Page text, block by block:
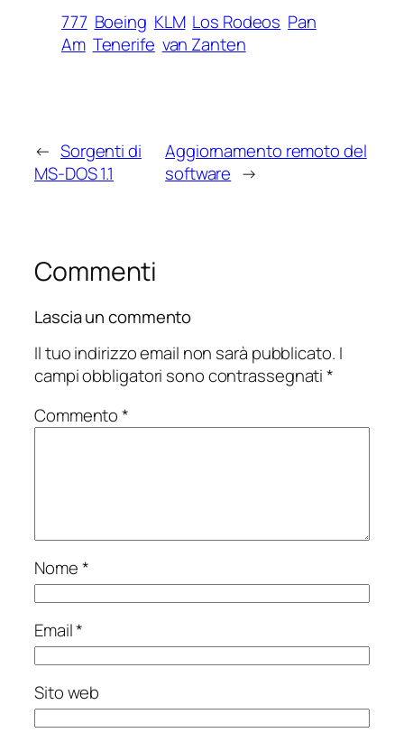
777 Boeing KLM Los Rodeos Pan
Am Tenerife van Zanten
← Sorgenti di
MS-DOS 1.1
Aggiornamento remoto del
software →
Commenti
Lascia un commento
Il tuo indirizzo email non sarà pubblicato. I
campi obbligatori sono contrassegnati*
Commento*
Nome*
Email*
Sito web